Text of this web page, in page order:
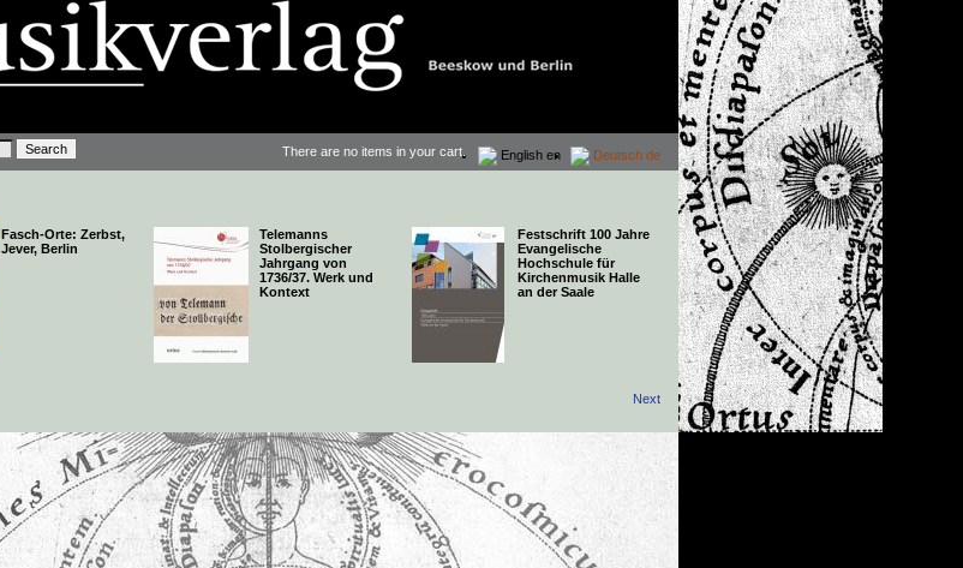
Deutsch de
English en
There are no items in your cart.
Fasch-Orte: Zerbst,
Jever, Berlin
Telemanns
Stolbergischer
Jahrgang von
1736/37. Werk und
Kontext
Festschrift 100 Jahre
Evangelische
Hochschule für
Kirchenmusik Halle
an der Saale
Next